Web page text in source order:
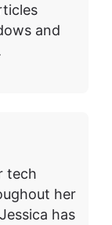
and
tech
her
has